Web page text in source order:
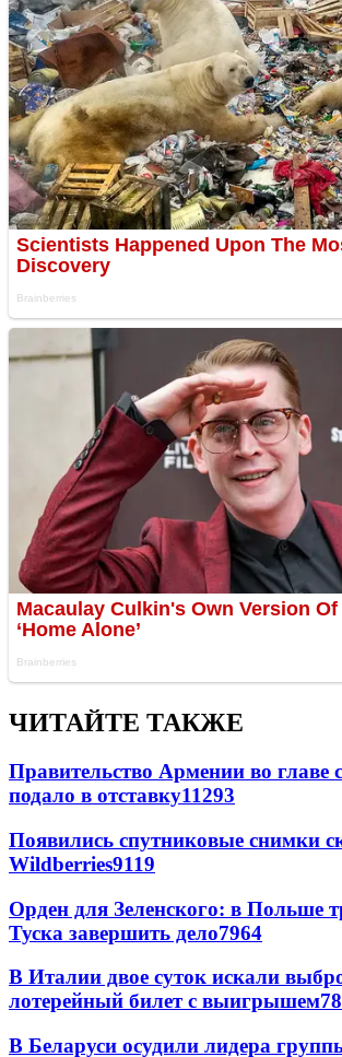
ЧИТАЙТЕ ТАКЖЕ
Правительство Армении во
подало в отставку11293
Появились спутниковые снимки
Wildberries9119
Орден для Зеленского: в Польше
Туска завершить дело7964
В Италии двое суток искали
лотерейный билет с выигрышем
В Беларуси осудили лидера